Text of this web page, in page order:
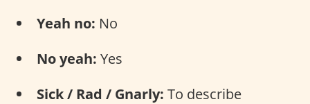
Yeah no: No
No yeah: Yes
Sick / Rad / Gnarly: To describe